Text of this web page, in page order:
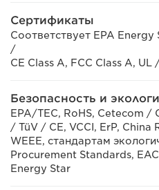
Сертификаты
Соответствует EPA Energy
/
CE Class A, FCC Class A, UL
Безопасность и
EPA/TEC, RoHS, Cetecom /
/ TüV / CE, VCCI, ErP, China
WEEE, стандартам
Procurement Standards,
Energy Star